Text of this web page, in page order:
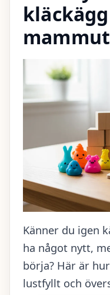
mammut
Känner du igen
ha något nytt,
börja? Här är
lustfyllt och